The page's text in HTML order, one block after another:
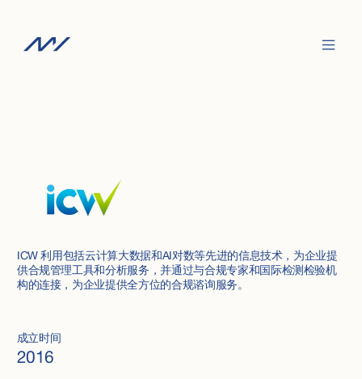
ICW 利用包括云计算大数据和AI对数等先进的信息技术，为企业提
供合规管理工具和分析服务，并通过与合规专家和国际检测检验机
构的连接，为企业提供全方位的合规谘询服务。
成立时间
2016